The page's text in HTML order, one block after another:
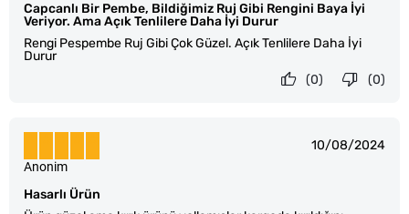
Capcanlı Bir Pembe, Bildiğimiz Ruj Gibi Rengini Baya İyi
Veriyor. Ama Açık Tenlilere Daha İyi Durur
Rengi Pespembe Ruj Gibi Çok Güzel. Açık Tenlilere Daha İyi
Durur
(0)
(0)
10/08/2024
Hasarlı Ürün
Anonim